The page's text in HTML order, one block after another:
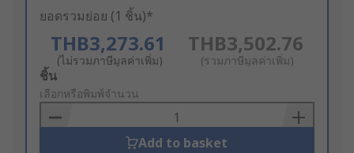
ยอดรวมย่อย (1 ชิ้น)*
THB3,273.61
(ไม่รวมภาษีมูลค่าเพิ่ม)
THB3,502.76
(รวมภาษีมูลค่าเพิ่ม)
Add
to
Basket
ชิ้น
เลือกหรือพิมพ์จำนวน
Add to basket